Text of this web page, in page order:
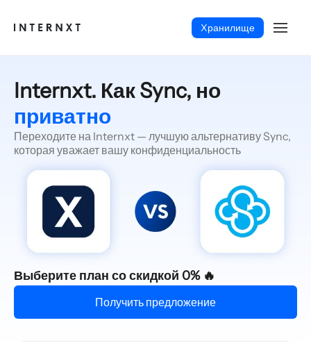
Xранилище
Internxt. Как Sync, но
приватно
Переходите на Internxt — лучшую альтернативу Sync,
которая уважает вашу конфиденциальность
Выберите план со скидкой 0% 🔥
Получить предложение